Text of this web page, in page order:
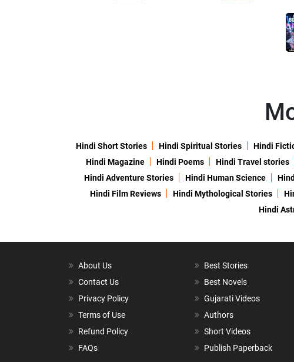
Hindi Short Stories Hindi Spiritual Stories Hindi
Hindi Magazine
Hindi Poems Hindi Travel stories
Hindi Adventure Stories
Hindi Human Science
Hindi Film Reviews
Hindi Mythological Stories
Hindi
About Us
Contact Us
Privacy Policy
Terms of Use
Refund Policy
FAQs
Best Stories
Best Novels
Gujarati Videos
Authors
Short Videos
Publish Paperback